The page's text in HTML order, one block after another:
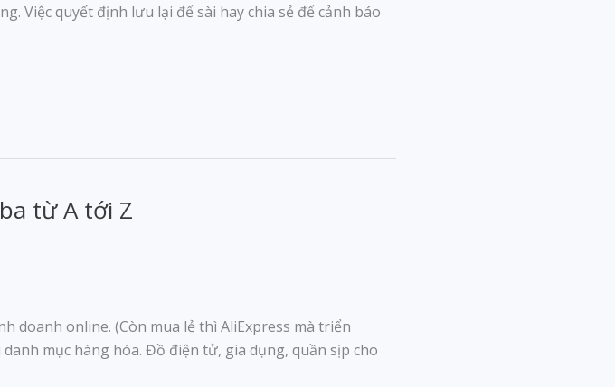
Việc quyết định lưu lại để sài hay chia sẻ để cảnh báo
từ A tới Z
doanh online. (Còn mua lẻ thì AliExpress mà triển
mục hàng hóa. Đồ điện tử, gia dụng, quần sịp cho